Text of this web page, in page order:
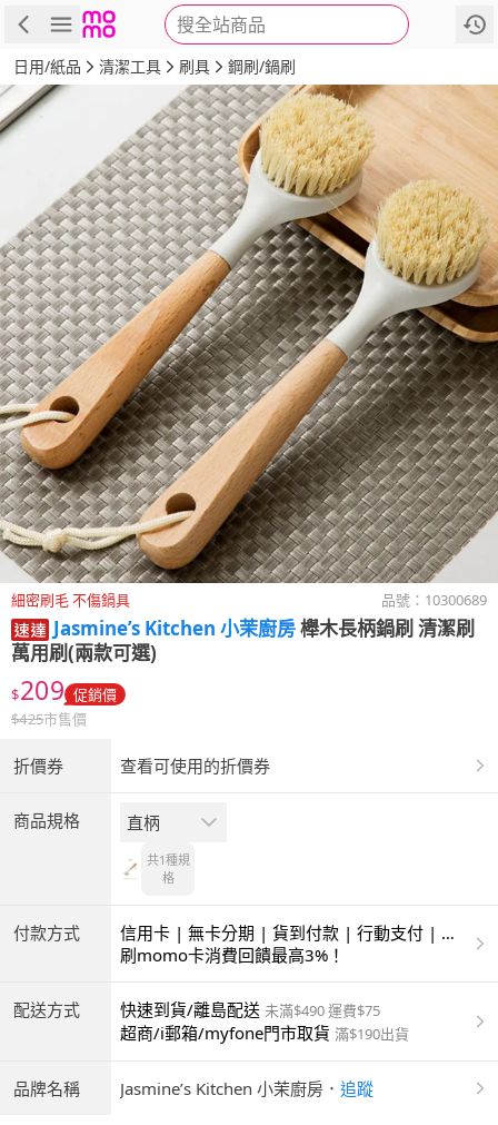
搜全站商品
商品 評價 詳情
日用/紙品 清潔工具 刷具 鋼刷/鍋刷
細密刷毛 不傷鍋具 品號： 10300689
Jasmine’s Kitchen 小茉廚房櫸木長柄鍋刷 清潔刷
萬用刷(兩款可選)
$209 促銷價
$425市售價
折價券 查看可使用的折價券
商品規格 直柄
共1種規
格
付款方式
信用卡 | 無卡分期 | 貨到付款 | 行動支付 | 超
商付款 | ATM | 銀聯卡
刷momo卡消費回饋最高3%！
配送方式 快速到貨/離島配送 未滿$490 運費$75
超商/i郵箱/myfone門市取貨 滿$190出貨
品牌名稱 Jasmine’s Kitchen 小茉廚房 ． 追蹤